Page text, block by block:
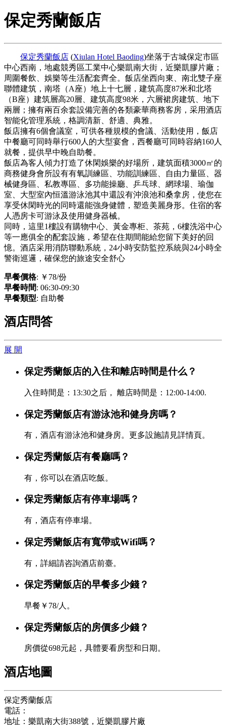
保定秀蘭飯店
保定秀蘭飯店 (Xiulan Hotel Baoding)坐落于古城保定市區
中心西南，地處競秀區工業中心樂凱南大街，近樂凱膠片廠；
周圍餐飲、娛樂等生活配套齊全。飯店坐西向東、南北雙子座
聯體建筑，南塔（A座）地上十七層，建筑高度87米和北塔
（B座）建筑層高20層、建筑高度98米，六層裙房建筑、地下
兩層；擁有兩百余套設備完善的各類豪華商務客房，采用酒店
智能化管理系統，格調清新、舒適、典雅。
飯店擁有6個會議室，可供各種規模的會議、活動使用，飯店
中餐廳可同時舉行600人的大型宴會，西餐廳可同時容納160人
就餐，提供早中晚自助餐。
飯店為客人傾力打造了休閑娛樂的好場所，建筑面積3000㎡的
商務健身會所設有有氧訓練區、功能訓練區、自由力量區、器
械健身區、私教專區、多功能操廳、乒乓球、網球場、瑜伽
室、大型室內恒溫游泳池其中還設有沖浪池和桑拿房，使您在
享受休閑時光的同時還能強身健體，塑造美麗身形。住宿的客
人憑房卡可游泳及使用健身器械。
同時，這里1樓設有購物中心、黃金專柜、茶苑，6樓洗浴中心
等一應俱全的配套設施，希望在住期間能給您留下美好的回
憶。酒店采用消防聯動系統，24小時安防監控系統與24小時全
警衛巡邏，確保您的旅途安全舒心
早餐價格: ￥78/份
早餐時間: 06:30-09:30
早餐類型: 自助餐
酒店問答
展 開
保定秀蘭飯店的入住和離店時間是什么？
入住時間是：13:30之后， 離店時間是：12:00-14:00.
保定秀蘭飯店有游泳池和健身房嗎？
有，酒店有游泳池和健身房。更多設施請見詳情頁。
保定秀蘭飯店有餐廳嗎？
有，你可以在酒店吃飯。
保定秀蘭飯店有停車場嗎？
有，酒店有停車場。
保定秀蘭飯店有寬帶或Wifi嗎？
有，詳細請咨詢酒店前臺。
保定秀蘭飯店的早餐多少錢？
早餐￥78/人。
保定秀蘭飯店的房價多少錢？
房價從698元起，具體要看房型和日期。
酒店地圖
保定秀蘭飯店
電話：
地址：樂凱南大街388號，近樂凱膠片廠